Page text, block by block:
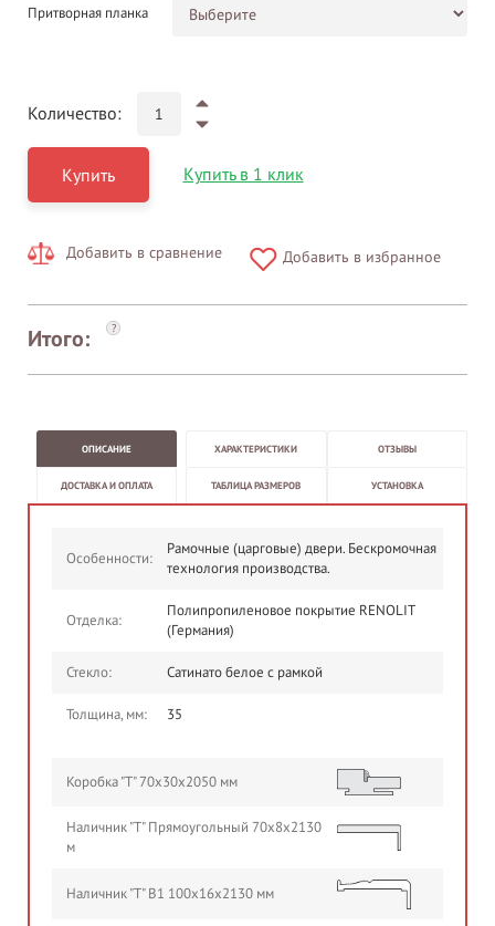
Притворная планка
Количество:
Купить Купить в 1 клик
Добавить в сравнение Добавить в избранное
Итого: ?
ОПИСАНИЕ ХАРАКТЕРИСТИКИ ОТЗЫВЫ
ДОСТАВКА И ОПЛАТА ТАБЛИЦА РАЗМЕРОВ УСТАНОВКА
Особенности:
Рамочные (царговые) двери. Бескромочная
технология производства.
Отделка:
Полипропиленовое покрытие RENOLIT
(Германия)
Стекло: Сатинато белое с рамкой
Толщина, мм: 35
Коробка "Т" 70х30х2050 мм
Наличник "Т" Прямоугольный 70х8х2130
м
Наличник "Т" В1 100х16х2130 мм